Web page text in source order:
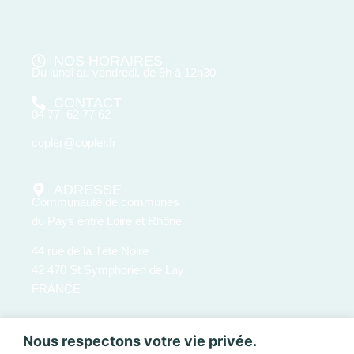
Nous respectons votre vie privée.